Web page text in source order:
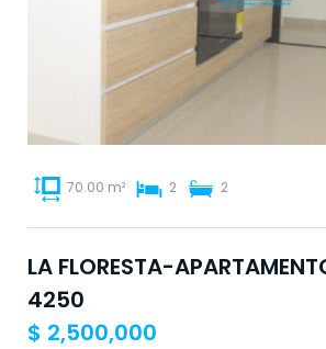
70.00 m² 2 2
LA FLORESTA-
4250
$ 2,500,000